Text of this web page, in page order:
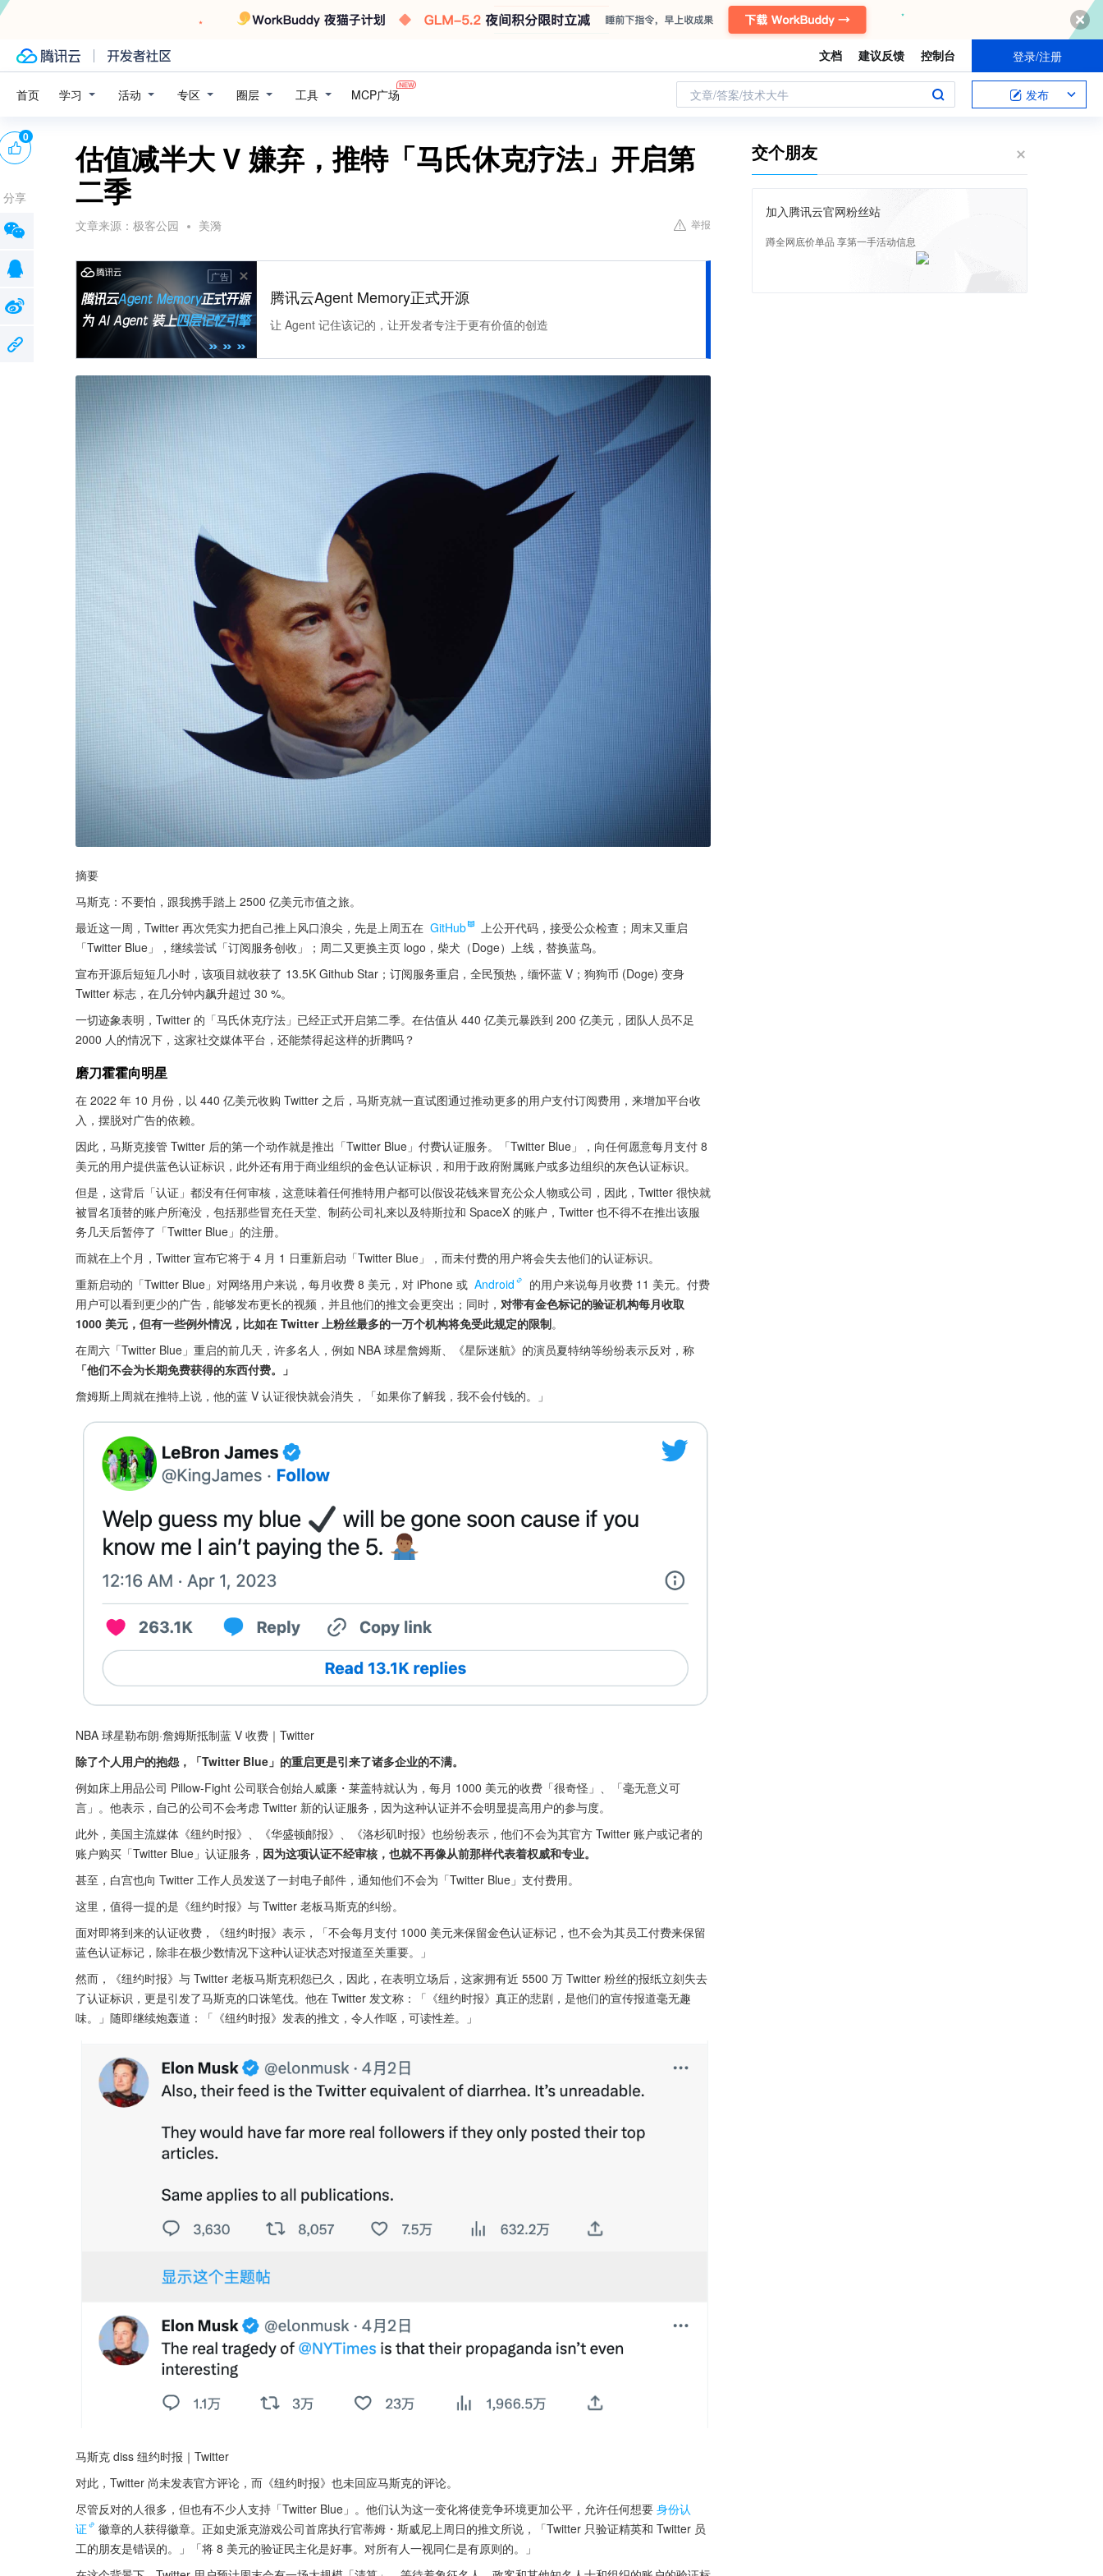
文档 建议反馈 控制台 登录/注册
首页 学习 活动 专区 圈层 工具 MCP广场 文章/答案/技术大牛 发布
估值减半大 V 嫌弃，推特「马氏休克疗法」开启第
二季
文章来源： 极客公园 美漪 举报
广告
腾讯云Agent Memory正式开源
让 Agent 记住该记的，让开发者专注于更有价值的创造
摘要
马斯克：不要怕，跟我携手踏上 2500 亿美元市值之旅。
最近这一周，Twitter 再次凭实力把自己推上风口浪尖，先是上周五在 GitHub
上公开代码，接受公众检查；周末又重启
「Twitter Blue」，继续尝试「订阅服务创收」；周二又更换主页 logo，柴犬（Doge）上线，替换蓝鸟。
宣布开源后短短几小时，该项目就收获了 13.5K Github Star；订阅服务重启，全民预热，缅怀蓝 V；狗狗币 (Doge) 变身
Twitter 标志，在几分钟内飙升超过 30 %。
一切迹象表明，Twitter 的「马氏休克疗法」已经正式开启第二季。在估值从 440 亿美元暴跌到 200 亿美元，团队人员不足
2000 人的情况下，这家社交媒体平台，还能禁得起这样的折腾吗？
磨刀霍霍向明星
在 2022 年 10 月份，以 440 亿美元收购 Twitter 之后，马斯克就一直试图通过推动更多的用户支付订阅费用，来增加平台收
入，摆脱对广告的依赖。
因此，马斯克接管 Twitter 后的第一个动作就是推出「Twitter Blue」付费认证服务。「Twitter Blue」，向任何愿意每月支付 8
美元的用户提供蓝色认证标识，此外还有用于商业组织的金色认证标识，和用于政府附属账户或多边组织的灰色认证标识。
但是，这背后「认证」都没有任何审核，这意味着任何推特用户都可以假设花钱来冒充公众人物或公司，因此，Twitter 很快就
被冒名顶替的账户所淹没，包括那些冒充任天堂、制药公司礼来以及特斯拉和 SpaceX 的账户，Twitter 也不得不在推出该服
务几天后暂停了「Twitter Blue」的注册。
而就在上个月，Twitter 宣布它将于 4 月 1 日重新启动「Twitter Blue」，而未付费的用户将会失去他们的认证标识。
重新启动的「Twitter Blue」对网络用户来说，每月收费 8 美元，对 iPhone 或 Android
的用户来说每月收费 11 美元。付费
用户可以看到更少的广告，能够发布更长的视频，并且他们的推文会更突出；同时， 对带有金色标记的验证机构每月收取
1000 美元，但有一些例外情况，比如在 Twitter 上粉丝最多的一万个机构将免受此规定的限制。
在周六「Twitter Blue」重启的前几天，许多名人，例如 NBA 球星詹姆斯、《星际迷航》的演员夏特纳等纷纷表示反对，称
「他们不会为长期免费获得的东西付费。」
詹姆斯上周就在推特上说，他的蓝 V 认证很快就会消失，「如果你了解我，我不会付钱的。」
NBA 球星勒布朗·詹姆斯抵制蓝 V 收费｜Twitter
除了个人用户的抱怨，「Twitter Blue」的重启更是引来了诸多企业的不满。
例如床上用品公司 Pillow-Fight 公司联合创始人威廉・莱盖特就认为，每月 1000 美元的收费「很奇怪」、「毫无意义可
言」。他表示，自己的公司不会考虑 Twitter 新的认证服务，因为这种认证并不会明显提高用户的参与度。
此外，美国主流媒体《纽约时报》、《华盛顿邮报》、《洛杉矶时报》也纷纷表示，他们不会为其官方 Twitter 账户或记者的
账户购买「Twitter Blue」认证服务， 因为这项认证不经审核，也就不再像从前那样代表着权威和专业。
甚至，白宫也向 Twitter 工作人员发送了一封电子邮件，通知他们不会为「Twitter Blue」支付费用。
这里，值得一提的是《纽约时报》与 Twitter 老板马斯克的纠纷。
面对即将到来的认证收费，《纽约时报》表示，「不会每月支付 1000 美元来保留金色认证标记，也不会为其员工付费来保留
蓝色认证标记，除非在极少数情况下这种认证状态对报道至关重要。」
然而，《纽约时报》与 Twitter 老板马斯克积怨已久，因此，在表明立场后，这家拥有近 5500 万 Twitter 粉丝的报纸立刻失去
了认证标识，更是引发了马斯克的口诛笔伐。他在 Twitter 发文称：「《纽约时报》真正的悲剧，是他们的宣传报道毫无趣
味。」随即继续炮轰道：「《纽约时报》发表的推文，令人作呕，可读性差。」
马斯克 diss 纽约时报｜Twitter
对此，Twitter 尚未发表官方评论，而《纽约时报》也未回应马斯克的评论。
尽管反对的人很多，但也有不少人支持「Twitter Blue」。他们认为这一变化将使竞争环境更加公平，允许任何想要 身份认
证
徽章的人获得徽章。正如史派克游戏公司首席执行官蒂姆・斯威尼上周日的推文所说，「Twitter 只验证精英和 Twitter 员
工的朋友是错误的。」「将 8 美元的验证民主化是好事。对所有人一视同仁是有原则的。」
0
分享
交个朋友
加入腾讯云官网粉丝站
蹲全网底价单品 享第一手活动信息